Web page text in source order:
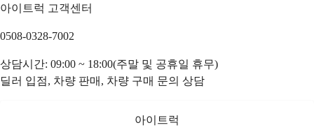
아이트럭 고객센터
0508-0328-7002
상담시간: 09:00 ~ 18:00(주말 및 공휴일 휴무)
딜러 입점, 차량 판매, 차량 구매 문의 상담
아이트럭